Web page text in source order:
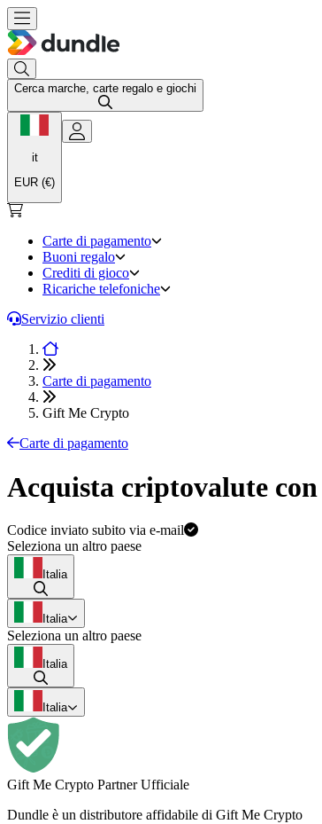
Cerca marche, carte regalo e giochi
it
EUR (€)
Carte di pagamento
Buoni regalo
Crediti di gioco
Ricariche telefoniche
Servizio clienti
Carte di pagamento
Gift Me Crypto
Carte di pagamento
Acquista criptovalute
Codice inviato subito via e-mail
Seleziona un altro paese
Italia
Italia
Seleziona un altro paese
Italia
Italia
Gift Me Crypto Partner Ufficiale
Dundle è un distributore affidabile di Gift Me Crypto